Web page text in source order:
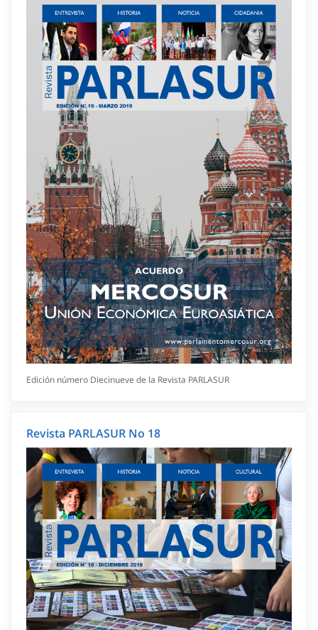
Edición número Diecinueve de la Revista PARLASUR
Revista PARLASUR No 18